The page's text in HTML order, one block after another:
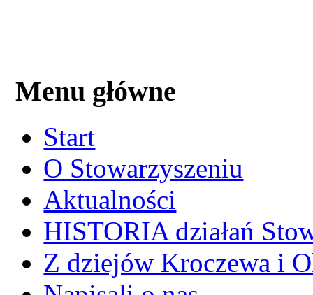
Menu główne
Start
O Stowarzyszeniu
Aktualności
HISTORIA działań
Z dziejów Kroczewa i